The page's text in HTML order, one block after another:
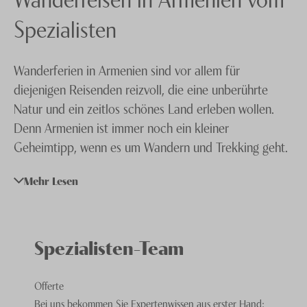
Impressum
Jobs
Spezialisten
Wanderferien in Armenien sind vor allem für
diejenigen Reisenden reizvoll, die eine unberührte
Natur und ein zeitlos schönes Land erleben wollen.
Denn Armenien ist immer noch ein kleiner
Geheimtipp, wenn es um Wandern und Trekking geht.
der Türkei liegt, ist dabei von Mitteleuropa aus mit
kommt nach der kurzen Reise in einem Land wie aus
einer anderen Welt an.
Mehr Lesen
Spezialisten-Team
Offerte
Bei uns bekommen Sie Expertenwissen aus erster Hand: